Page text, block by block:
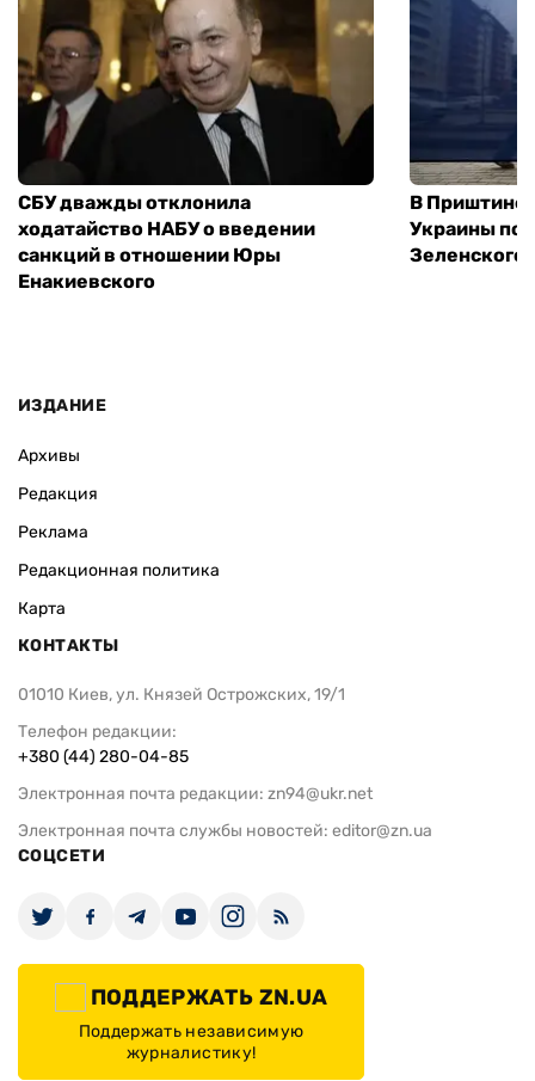
СБУ дважды отклонила
ходатайство НАБУ о введении
санкций в отношении Юры
Енакиевского
В Приштине
Украины
Зеленского
ИЗДАНИЕ
Архивы
Редакция
Реклама
Редакционная политика
Карта
КОНТАКТЫ
01010 Киев, ул. Князей Острожских, 19/1
Телефон редакции:
+380 (44) 280-04-85
Электронная почта редакции: zn94@ukr.net
Электронная почта службы новостей: editor@zn.ua
СОЦСЕТИ
ПОДДЕРЖАТЬ ZN.UA
Поддержать независимую
журналистику!